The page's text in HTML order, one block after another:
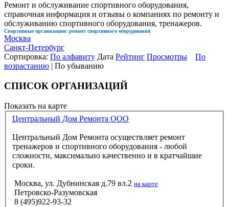
Ремонт и обслуживание спортивного оборудования,
справочная информация и отзывы о компаниях по ремонту и
обслуживанию спортивного оборудования, тренажеров.
Спортивные организации: ремонт спортивного оборудования
Москва
Санкт-Петербург
Сортировка: По алфавиту Дата Рейтинг Просмотры
По
возрастанию | По убыванию
СПИСОК ОРГАНИЗАЦИЙ
Показать на карте
Центральный Дом Ремонта ООО
Центральный Дом Ремонта осуществляет ремонт
тренажеров и спортивного оборудования - любой
сложности, максимально качественно и в кратчайшие
сроки.
Москва, ул. Дубнинская д.79 вл.2 на карте
Петровско-Разумовская
8 (495)922-93-32